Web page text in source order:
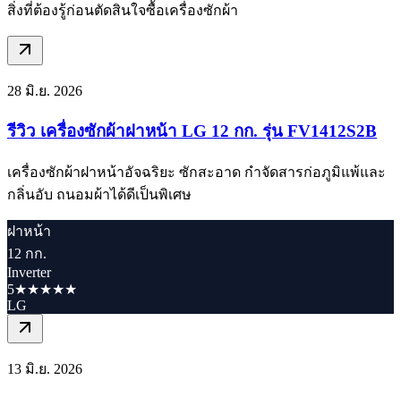
สิ่งที่ต้องรู้ก่อนตัดสินใจซื้อเครื่องซักผ้า
28 มิ.ย. 2026
รีวิว เครื่องซักผ้าฝาหน้า LG 12 กก. รุ่น FV1412S2B
เครื่องซักผ้าฝาหน้าอัจฉริยะ ซักสะอาด กำจัดสารก่อภูมิแพ้และ
กลิ่นอับ ถนอมผ้าได้ดีเป็นพิเศษ
ฝาหน้า
12 กก.
Inverter
5★★★★★
LG
13 มิ.ย. 2026